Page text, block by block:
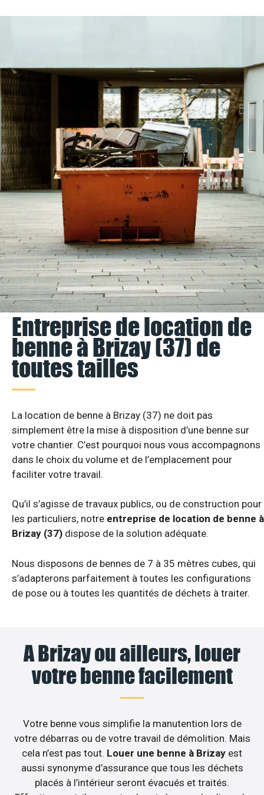
Entreprise de location de
benne à Brizay (37) de
toutes tailles
La location de benne à Brizay (37) ne doit pas
simplement être la mise à disposition d’une benne sur
votre chantier. C’est pourquoi nous vous accompagnons
dans le choix du volume et de l’emplacement pour
faciliter votre travail.
Qu’il s’agisse de travaux publics, ou de construction pour
les particuliers, notre entreprise de location de benne à
Brizay (37) dispose de la solution adéquate.
Nous disposons de bennes de 7 à 35 mètres cubes, qui
s’adapterons parfaitement à toutes les configurations
de pose ou à toutes les quantités de déchets à traiter.
A Brizay ou ailleurs, louer
votre benne facilement
Votre benne vous simplifie la manutention lors de
votre débarras ou de votre travail de démolition. Mais
cela n’est pas tout. Louer une benne à Brizay est
aussi synonyme d’assurance que tous les déchets
placés à l’intérieur seront évacués et traités.